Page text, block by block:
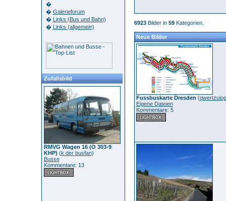
�
� Galerieforum
� Links (Bus und Bahn)
� Links (allgemein)
Zufallsbild
RMVG Wagen 16 (O 303-9
KHP) (k der busfan)
Busse
Kommentare: 13
6923Bilder in 59Kategorien.
Neue Bilder
Fussbuskarte Dresden (
Eigene Dateien
Kommentare: 5